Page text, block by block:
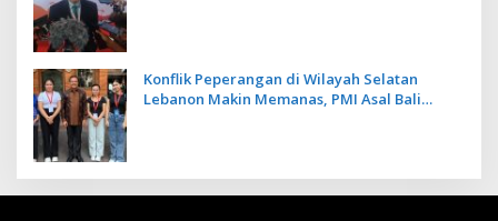
Konflik Peperangan di Wilayah Selatan
Lebanon Makin Memanas, PMI Asal Bali